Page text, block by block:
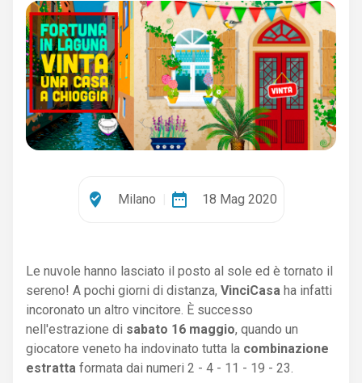
where_to_vote Milano date_range 18 Mag 2020
Le nuvole hanno lasciato il posto al sole ed è tornato il
sereno! A pochi giorni di distanza, VinciCasa ha infatti
incoronato un altro vincitore. È successo
nell'estrazione di sabato 16 maggio, quando un
giocatore veneto ha indovinato tutta la combinazione
estratta formata dai numeri 2 - 4 - 11 - 19 - 23.